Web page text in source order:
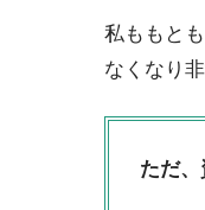
私ももと
なくなり
ただ